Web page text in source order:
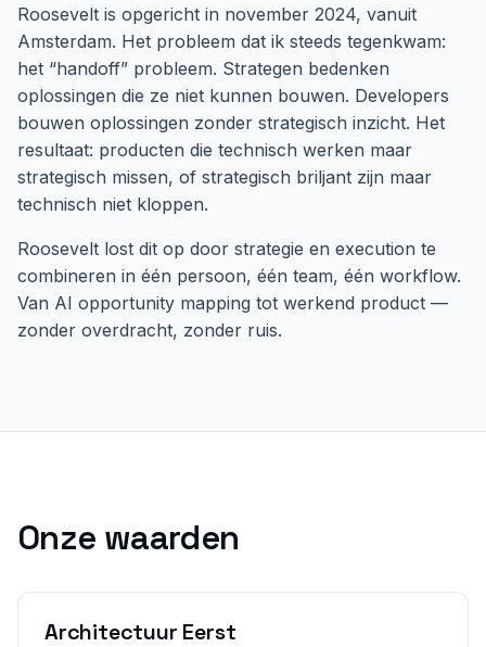
Roosevelt is opgericht in november 2024, vanuit
Amsterdam. Het probleem dat ik steeds tegenkwam:
het “handoff” probleem. Strategen bedenken
oplossingen die ze niet kunnen bouwen. Developers
bouwen oplossingen zonder strategisch inzicht. Het
resultaat: producten die technisch werken maar
strategisch missen, of strategisch briljant zijn maar
technisch niet kloppen.
Roosevelt lost dit op door strategie en execution te
combineren in één persoon, één team, één workflow.
Van AI opportunity mapping tot werkend product —
zonder overdracht, zonder ruis.
Onze waarden
Architectuur Eerst